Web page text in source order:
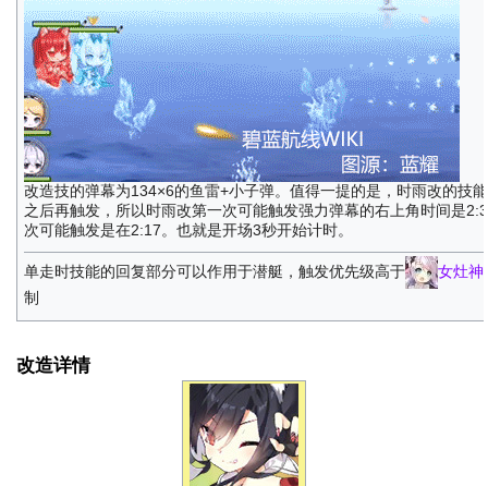
改造技的弹幕为134×6的鱼雷+小子弹。值得一提的是，时雨改的技
之后再触发，所以时雨改第一次可能触发强力弹幕的右上角时间是
次可能触发是在2:17。也就是开场3秒开始计时。
单走时技能的回复部分可以作用于潜艇，触发优先级高于 女灶神
制
改造详情